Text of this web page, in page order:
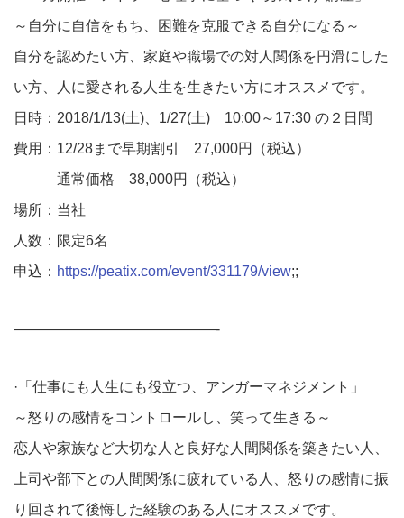
～自分に自信をもち、困難を克服できる自分になる～
自分を認めたい方、家庭や職場での対人関係を円滑にした
い方、人に愛される人生を生きたい方にオススメです。
日時：2018/1/13(土)、1/27(土) 10:00～17:30 の２日間
費用：12/28まで早期割引 27,000円（税込）
通常価格 38,000円（税込）
場所：当社
人数：限定6名
申込： https://peatix.com/event/331179/view;;
——————————————-
·「仕事にも人生にも役立つ、アンガーマネジメント」
～怒りの感情をコントロールし、笑って生きる～
恋人や家族など大切な人と良好な人間関係を築きたい人、
上司や部下との人間関係に疲れている人、怒りの感情に振
り回されて後悔した経験のある人にオススメです。